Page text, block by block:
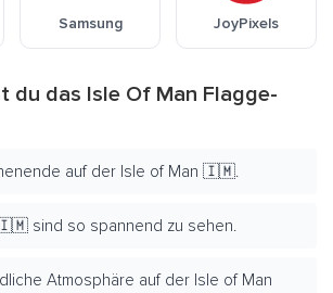
Samsung JoyPixels
du das Isle Of Man Flagge-
auf der Isle of Man 🇮🇲.
sind so spannend zu sehen.
Atmosphäre auf der Isle of Man